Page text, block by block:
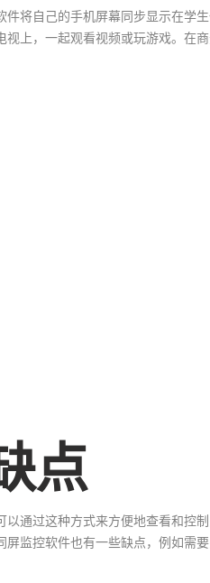
将自己的手机屏幕同步显示在学
上，一起观看视频或玩游戏。在
点
通过这种方式来方便地查看和控
监控软件也有一些缺点，例如需